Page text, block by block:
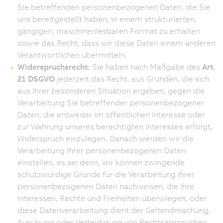
Sie betreffenden personenbezogenen Daten, die Sie
uns bereitgestellt haben, in einem strukturierten,
gängigen, maschinenlesbaren Format zu erhalten
sowie das Recht, dass wir diese Daten einem anderen
Verantwortlichen übermitteln.
Widerspruchsrecht: Sie haben nach Maßgabe des Art.
21 DSGVO jederzeit das Recht, aus Gründen, die sich
aus Ihrer besonderen Situation ergeben, gegen die
Verarbeitung Sie betreffender personenbezogener
Daten, die entweder im öffentlichen Interesse oder
zur Wahrung unseres berechtigten Interesses erfolgt,
Widerspruch einzulegen. Danach werden wir die
Verarbeitung Ihrer personenbezogenen Daten
einstellen, es sei denn, wir können zwingende
schutzwürdige Gründe für die Verarbeitung Ihrer
personenbezogenen Daten nachweisen, die Ihre
Interessen, Rechte und Freiheiten überwiegen, oder
diese Datenverarbeitung dient der Geltendmachung,